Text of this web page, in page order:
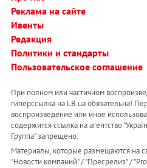
Реклама на сайте
Ивенты
Редакция
Политики и стандарты
Пользовательское соглашение
При полном или частичном
гиперссылка на LB.ua обязательна!
воспроизведение или иное
содержится ссылка на агентство
Группа" запрещено.
Материалы, которые размещаются на
"Новости компаний" / "Пресрелиз" /